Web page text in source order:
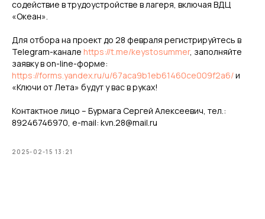
содействие в трудоустройстве в лагеря, включая ВДЦ
«Океан».
Для отбора на проект до 28 февраля регистрируйтесь в
Telegram-канале https://t.me/keystosummer, заполняйте
заявку в on-line-форме:
https://forms.yandex.ru/u/67aca9b1eb61460ce009f2a6/и
«Ключи от Лета» будут у вас в руках!
Контактное лицо – Бурмага Сергей Алексеевич, тел.:
89246746970, e-mail: kvn.28@mail.ru
2025-02-15 13:21